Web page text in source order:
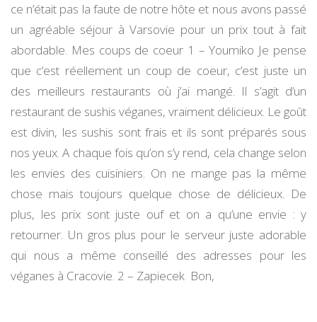
ce n’était pas la faute de notre hôte et nous avons passé
un agréable séjour à Varsovie pour un prix tout à fait
abordable. Mes coups de coeur 1 – Youmiko Je pense
que c’est réellement un coup de coeur, c’est juste un
des meilleurs restaurants où j’ai mangé. Il s’agit d’un
restaurant de sushis véganes, vraiment délicieux. Le goût
est divin, les sushis sont frais et ils sont préparés sous
nos yeux. A chaque fois qu’on s’y rend, cela change selon
les envies des cuisiniers. On ne mange pas la même
chose mais toujours quelque chose de délicieux. De
plus, les prix sont juste ouf et on a qu’une envie : y
retourner. Un gros plus pour le serveur juste adorable
qui nous a même conseillé des adresses pour les
véganes à Cracovie. 2 – Zapiecek Bon,